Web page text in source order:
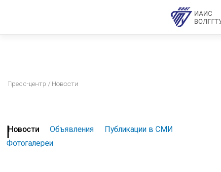
Пресс-центр / Новости
Новости Объявления
Публикации в СМИ
Фотогалереи